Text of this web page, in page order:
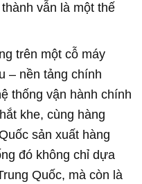
vẫn là một thế
trên một cỗ máy
– nền tảng chính
thống vận hành chính
khe, cùng hàng
sản xuất hàng
đó không chỉ dựa
Quốc, mà còn là